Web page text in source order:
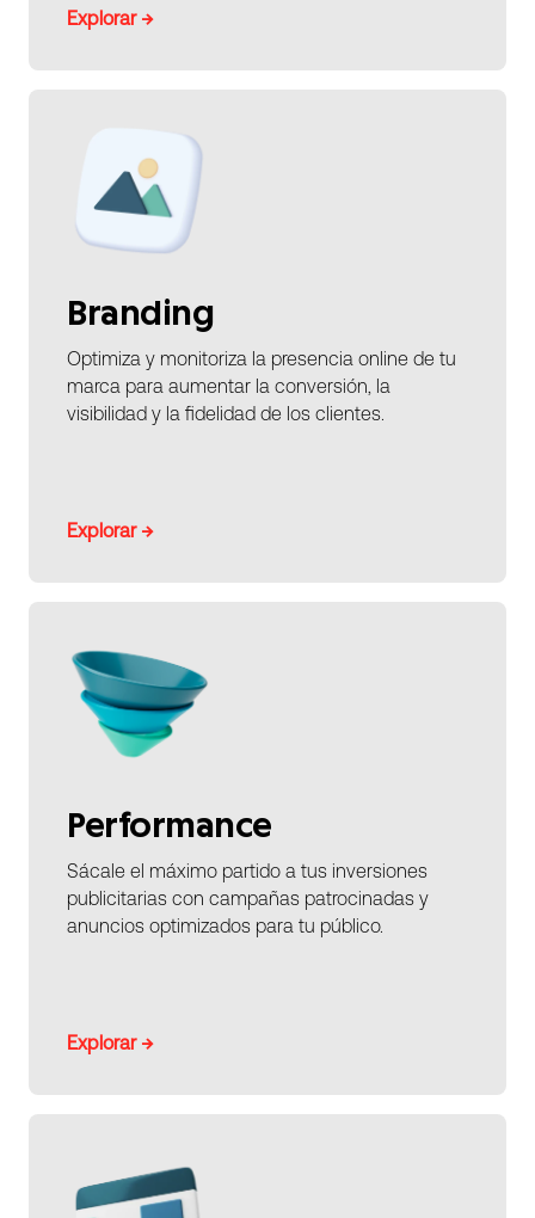
Explorar →
Branding
Optimiza y monitoriza la presencia online de tu
marca para aumentar la conversión, la
visibilidad y la fidelidad de los clientes.
Explorar →
Performance
Sácale el máximo partido a tus inversiones
publicitarias con campañas patrocinadas y
anuncios optimizados para tu público.
Explorar →